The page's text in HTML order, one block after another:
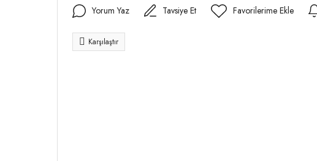
Yorum Yaz Tavsiye Et
Karşılaştır